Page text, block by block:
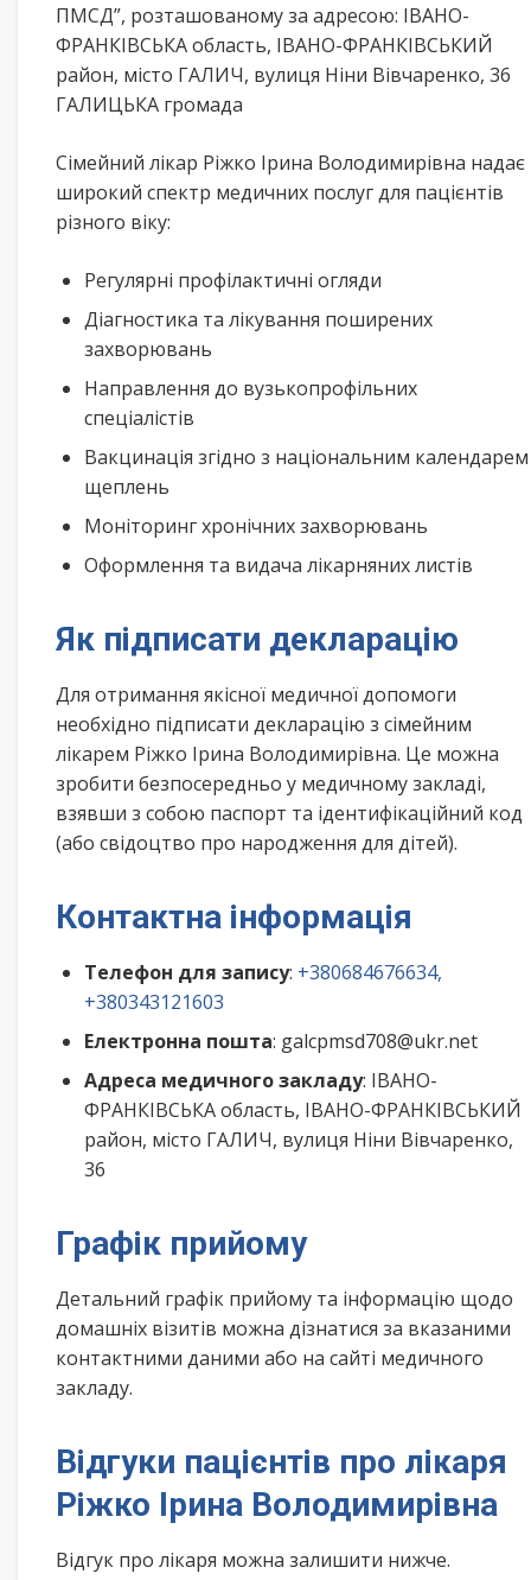
ПМСД”, розташованому за адресою: ІВАНО-
ФРАНКІВСЬКА область, ІВАНО-ФРАНКІВСЬКИЙ
район, місто ГАЛИЧ, вулиця Ніни Вівчаренко, 36
ГАЛИЦЬКА громада
Сімейний лікар Ріжко Ірина Володимирівна надає
широкий спектр медичних послуг для пацієнтів
різного віку:
Регулярні профілактичні огляди
Діагностика та лікування поширених
захворювань
Направлення до вузькопрофільних
спеціалістів
Вакцинація згідно з національним календарем
щеплень
Моніторинг хронічних захворювань
Оформлення та видача лікарняних листів
Як підписати декларацію
Для отримання якісної медичної допомоги
необхідно підписати декларацію з сімейним
лікарем Ріжко Ірина Володимирівна. Це можна
зробити безпосередньо у медичному закладі,
взявши з собою паспорт та ідентифікаційний код
(або свідоцтво про народження для дітей).
Контактна інформація
Телефон для запису: +380684676634,
+380343121603
Електронна пошта: galcpmsd708@ukr.net
Адреса медичного закладу: ІВАНО-
ФРАНКІВСЬКА область, ІВАНО-ФРАНКІВСЬКИЙ
район, місто ГАЛИЧ, вулиця Ніни Вівчаренко,
36
Графік прийому
Детальний графік прийому та інформацію щодо
домашніх візитів можна дізнатися за вказаними
контактними даними або на сайті медичного
закладу.
Відгуки пацієнтів про лікаря
Ріжко Ірина Володимирівна
Відгук про лікаря можна залишити нижче.